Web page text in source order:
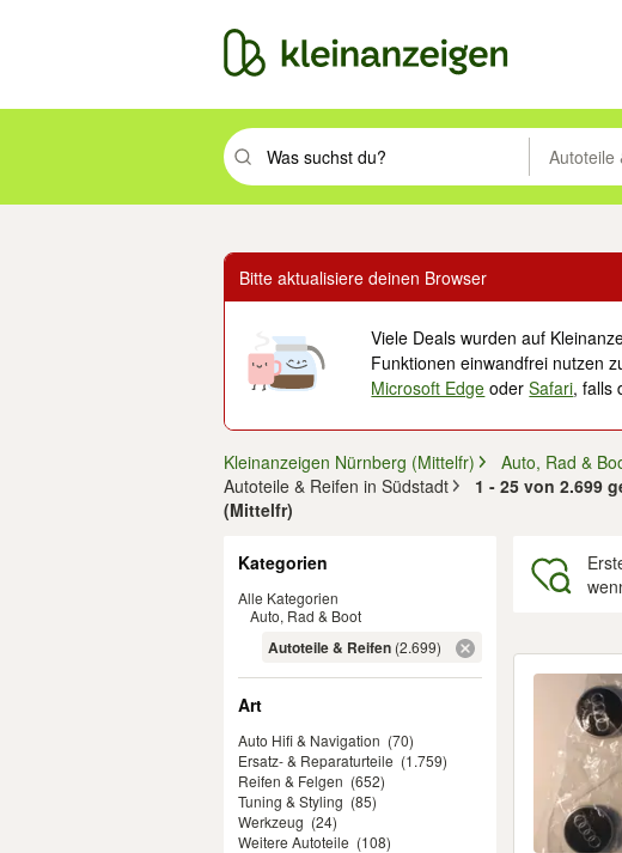
Suchbegriff eingeben. Eingabetaste drücken um zu
Autoteile
Bitte aktualisiere deinen Browser
Viele Deals wurden auf
Funktionen einwandfrei nutzen
Microsoft Edge oderSafari, falls
Kleinanzeigen Nürnberg (Mittelfr)
Auto, Rad &
Autoteile & Reifen in Südstadt
1 - 25 von 2.699
(Mittelfr)
Kategorien
Alle Kategorien
Auto, Rad & Boot
Autoteile & Reifen (2.699)
Art
Auto Hifi & Navigation (70)
Ersatz- & Reparaturteile (1.759)
Reifen & Felgen (652)
Tuning & Styling (85)
Werkzeug (24)
Weitere Autoteile (108)